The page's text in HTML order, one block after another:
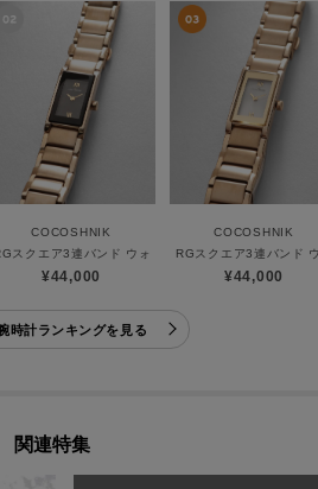
ッチ（ブラウン）
COCOSHNIK
スクエア3連バンド ウォッチ（ブラックマット）
¥44,000
COCOSHNIK
RGスクエア3連バンド
¥44,000
時計ランキングを見る
関連特集